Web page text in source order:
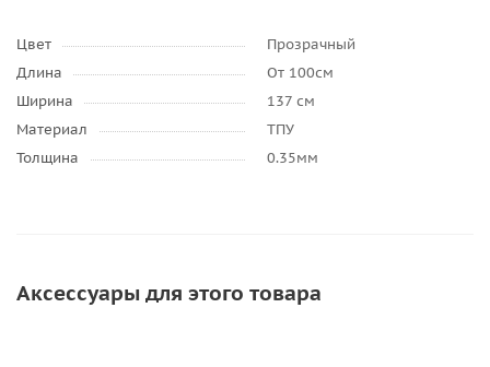
Цвет
Прозрачный
Длина
От 100см
Ширина
137 см
Материал
ТПУ
Толщина
0.35мм
Аксессуары для этого товара